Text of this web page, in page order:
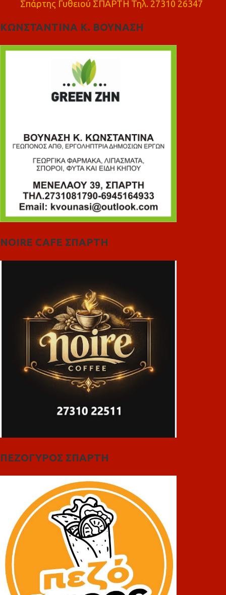
Σπάρτης Γυθειού ΣΠΑΡΤΗ Τηλ. 27310 26347
ΚΩΝΣΤΑΝΤΙΝΑ Κ. ΒΟΥΝΑΣΗ
NOIRE CAFE ΣΠΑΡΤΗ
ΠΕΖΟΓΥΡΟΣ ΣΠΑΡΤΗ